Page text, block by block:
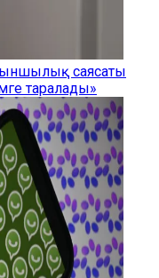
саясаты
таралады»